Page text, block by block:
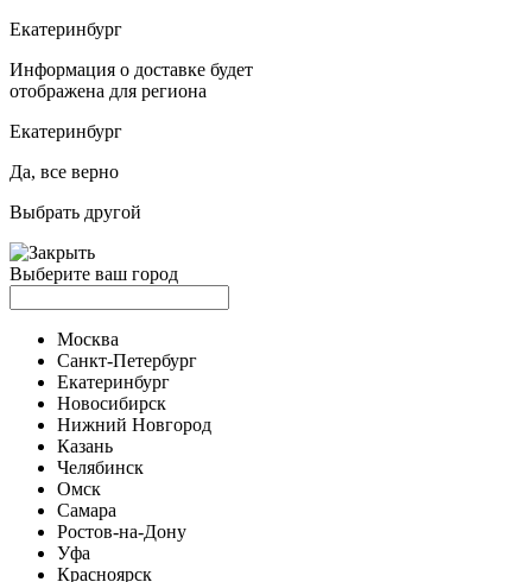
Екатеринбург
Информация о доставке будет
отображена для региона
Екатеринбург
Да, все верно
Выбрать другой
Выберите ваш город
Москва
Санкт-Петербург
Екатеринбург
Новосибирск
Нижний Новгород
Казань
Челябинск
Омск
Самара
Ростов-на-Дону
Уфа
Красноярск